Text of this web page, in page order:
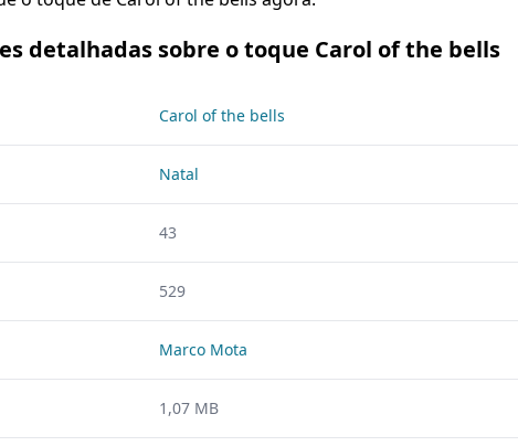
detalhadas sobre o toque Carol of the bells
Carol of the bells
Natal
43
529
Marco Mota
1,07 MB